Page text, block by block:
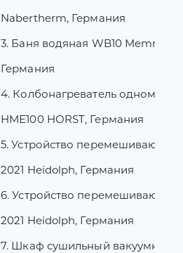
Nabertherm, Германия
3. Баня водяная WB10 Memmert,
Германия
4. Колбонагреватель
НМЕ100 HORST, Германия
5. Устройство перемешивающее
2021 Heidolph, Германия
6. Устройство перемешивающее
2021 Heidolph, Германия
7. Шкаф сушильный вакуумный